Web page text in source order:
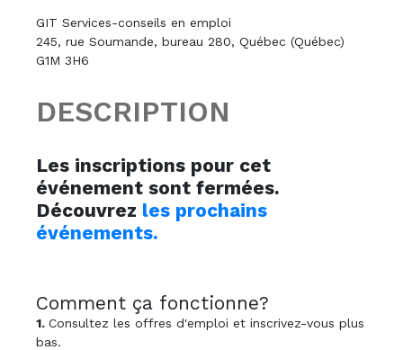
GIT Services-conseils en emploi
245, rue Soumande, bureau 280, Québec (Québec)
G1M 3H6
DESCRIPTION
Les inscriptions pour cet
événement sont fermées.
Découvrez les prochains
événements.
Comment ça fonctionne?
1. Consultez les offres d'emploi et inscrivez-vous plus
bas.